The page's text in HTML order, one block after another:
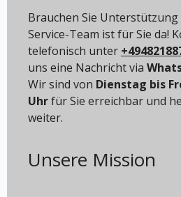
Brauchen Sie
Service-Team ist für Sie da!
telefonisch unter
uns eine Nachricht via
Wir sind von Dienstag bis
Uhrfür Sie erreichbar und
weiter.
Unsere Mission